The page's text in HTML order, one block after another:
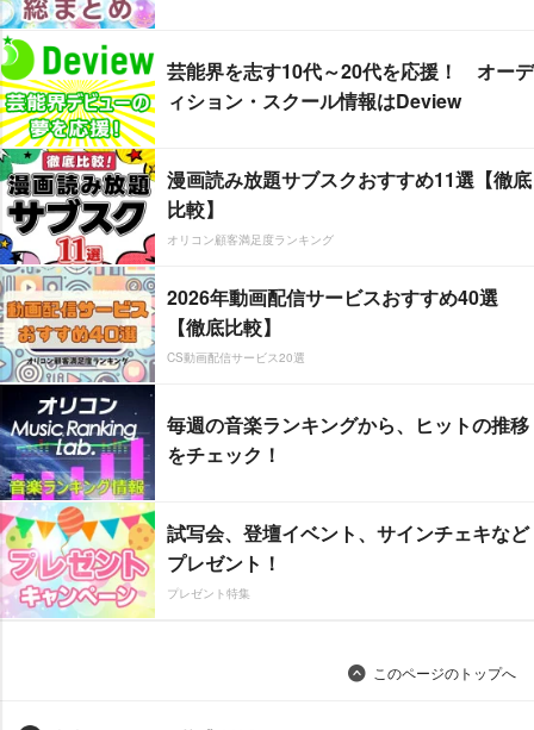
芸能界を志す10代～20代を応援！ オーデ
ィション・スクール情報はDeview
漫画読み放題サブスクおすすめ11選【徹底
比較】
オリコン顧客満足度ランキング
2026年動画配信サービスおすすめ40選
【徹底比較】
CS動画配信サービス20選
毎週の音楽ランキングから、ヒットの推移
をチェック！
試写会、登壇イベント、サインチェキなど
プレゼント！
プレゼント特集
このページのトップへ